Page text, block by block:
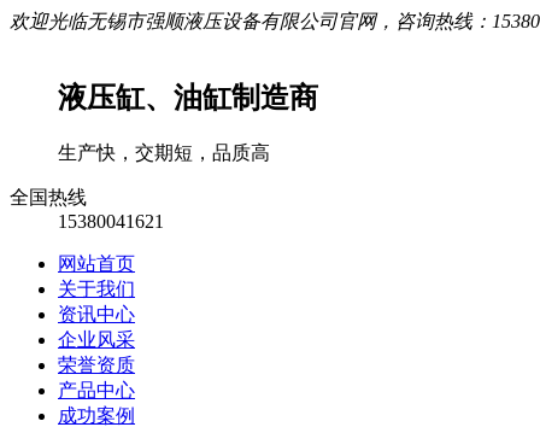
欢迎光临无锡市强顺液压设备有限公司官网，咨询热线：
液压缸、油缸制造商
生产快，交期短，品质高
全国热线
15380041621
网站首页
关于我们
资讯中心
企业风采
荣誉资质
产品中心
成功案例